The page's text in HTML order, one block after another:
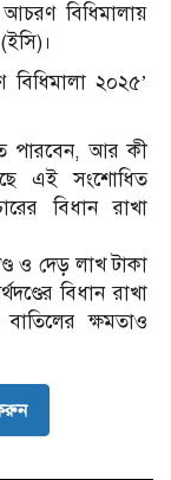
আচরণ বিধিমালায়
২০২৫’
পারবেন, আর কী
এই সংশোধিত
বিধান রাখা
ও দেড় লাখ টাকা
বিধান রাখা
বাতিলের ক্ষমতাও